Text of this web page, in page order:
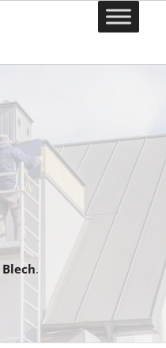
Blech.